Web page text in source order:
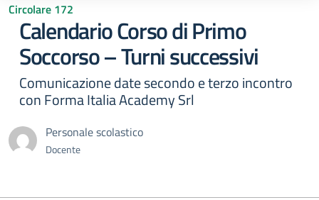
Circolare 172
Calendario Corso di Primo
Soccorso – Turni successivi
Comunicazione date secondo e terzo incontro
con Forma Italia Academy Srl
Personale scolastico
Docente